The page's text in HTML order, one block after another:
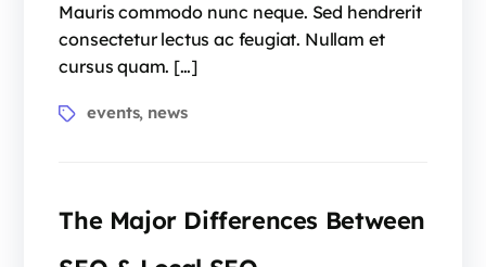
Mauris commodo nunc neque. Sed hendrerit
consectetur lectus ac feugiat. Nullam et
cursus quam. […]
Tagsevents, news
The Major Differences Between